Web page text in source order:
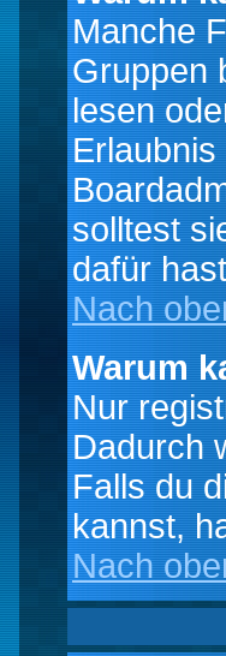
Manche
Gruppen
lesen
solltest
dafür
Nach
Warum
Nur
Dadurch
Falls du
kannst,
Nach